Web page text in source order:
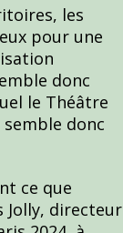
les
pour une
donc
le Théâtre
donc
ce que
Jolly, directeur